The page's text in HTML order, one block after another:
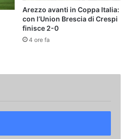
Arezzo avanti in Coppa Italia:
con l’Union Brescia di Crespi
finisce 2-0
4 ore fa